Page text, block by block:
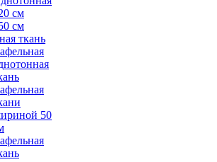
см
см
ткань
50